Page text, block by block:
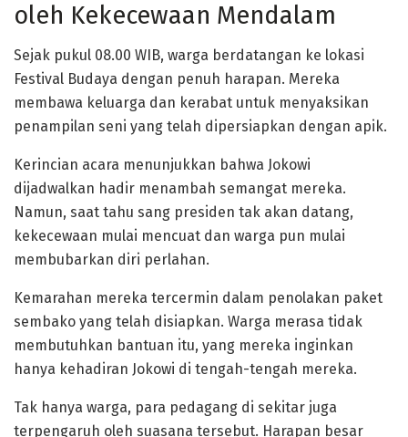
oleh Kekecewaan Mendalam
Sejak pukul 08.00 WIB, warga berdatangan ke lokasi
Festival Budaya dengan penuh harapan. Mereka
membawa keluarga dan kerabat untuk menyaksikan
penampilan seni yang telah dipersiapkan dengan apik.
Kerincian acara menunjukkan bahwa Jokowi
dijadwalkan hadir menambah semangat mereka.
Namun, saat tahu sang presiden tak akan datang,
kekecewaan mulai mencuat dan warga pun mulai
membubarkan diri perlahan.
Kemarahan mereka tercermin dalam penolakan paket
sembako yang telah disiapkan. Warga merasa tidak
membutuhkan bantuan itu, yang mereka inginkan
hanya kehadiran Jokowi di tengah-tengah mereka.
Tak hanya warga, para pedagang di sekitar juga
terpengaruh oleh suasana tersebut. Harapan besar